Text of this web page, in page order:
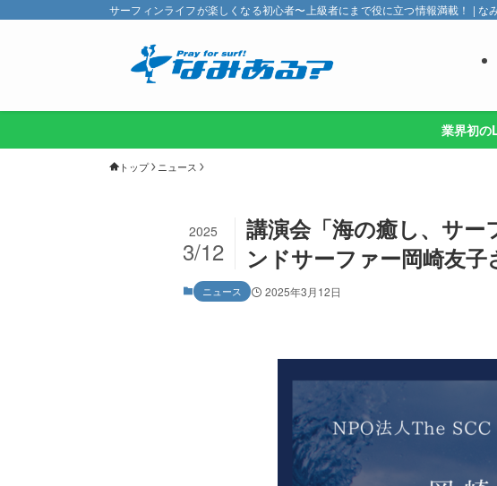
サーフィンライフが楽しくなる初心者〜上級者にまで役に立つ情報満載！ | な
業界初の
トップ ニュース
講演会「海の癒し、サ
ンドサーファー岡崎友子
2025
3/12
ニュース 2025年3月12日